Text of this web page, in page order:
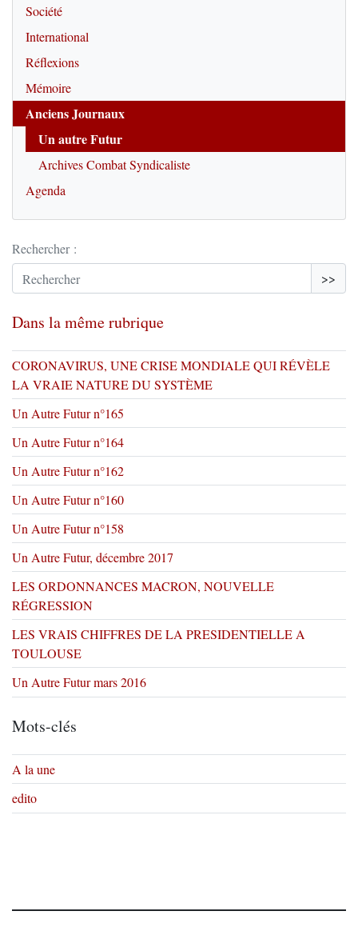
Société
International
Réflexions
Mémoire
Anciens Journaux
Un autre Futur
Archives Combat Syndicaliste
Agenda
Rechercher :
>>
Dans la même rubrique
CORONAVIRUS, UNE CRISE MONDIALE QUI RÉVÈLE
LA VRAIE NATURE DU SYSTÈME
Un Autre Futur n°165
Un Autre Futur n°164
Un Autre Futur n°162
Un Autre Futur n°160
Un Autre Futur n°158
Un Autre Futur, décembre 2017
LES ORDONNANCES MACRON, NOUVELLE
RÉGRESSION
LES VRAIS CHIFFRES DE LA PRESIDENTIELLE A
TOULOUSE
Un Autre Futur mars 2016
Mots-clés
A la une
edito